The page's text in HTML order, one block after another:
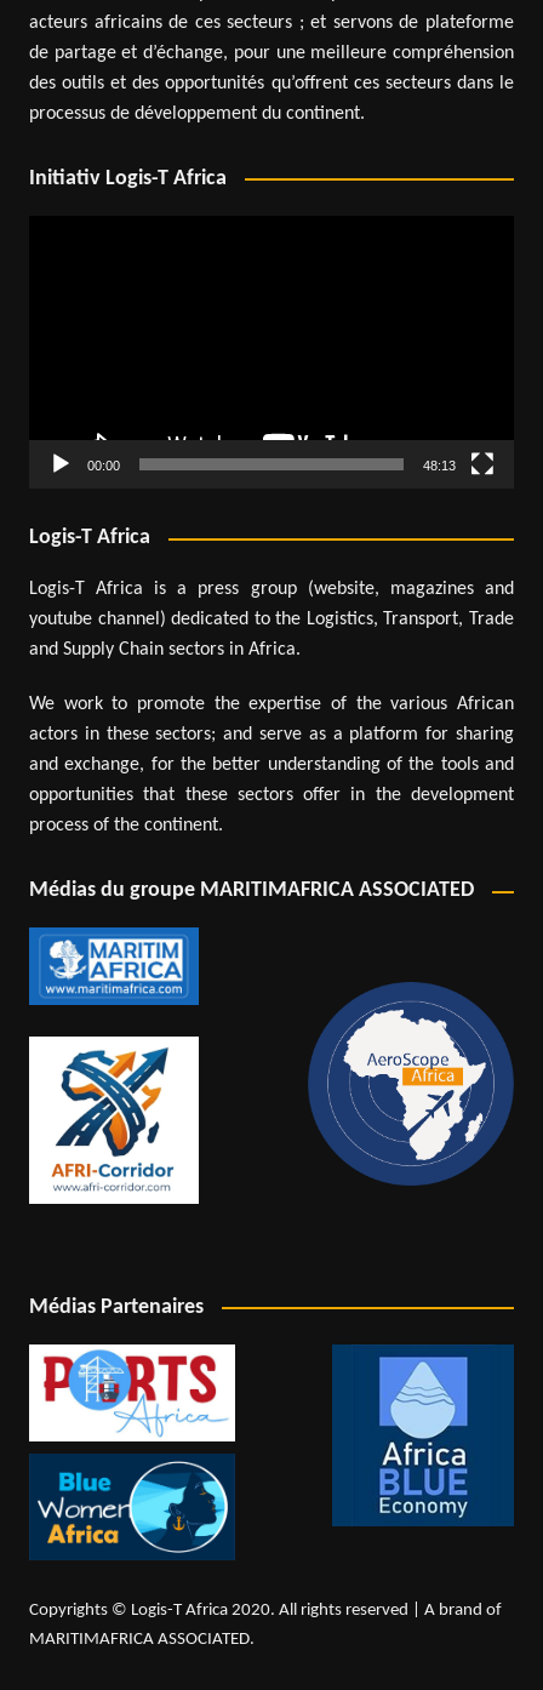
acteurs africains de ces secteurs ; et servons de plateforme
de partage et d’échange, pour une meilleure compréhension
des outils et des opportunités qu’offrent ces secteurs dans le
processus de développement du continent.
Initiativ Logis-T Africa
00:00 48:13
Logis-T Africa
Logis-T Africa is a press group (website, magazines and
youtube channel) dedicated to the Logistics, Transport, Trade
and Supply Chain sectors in Africa.
We work to promote the expertise of the various African
actors in these sectors; and serve as a platform for sharing
and exchange, for the better understanding of the tools and
opportunities that these sectors offer in the development
process of the continent.
Médias du groupe MARITIMAFRICA ASSOCIATED
Médias Partenaires
Copyrights © Logis-T Africa 2020. All rights reserved | A brand of
MARITIMAFRICA ASSOCIATED.